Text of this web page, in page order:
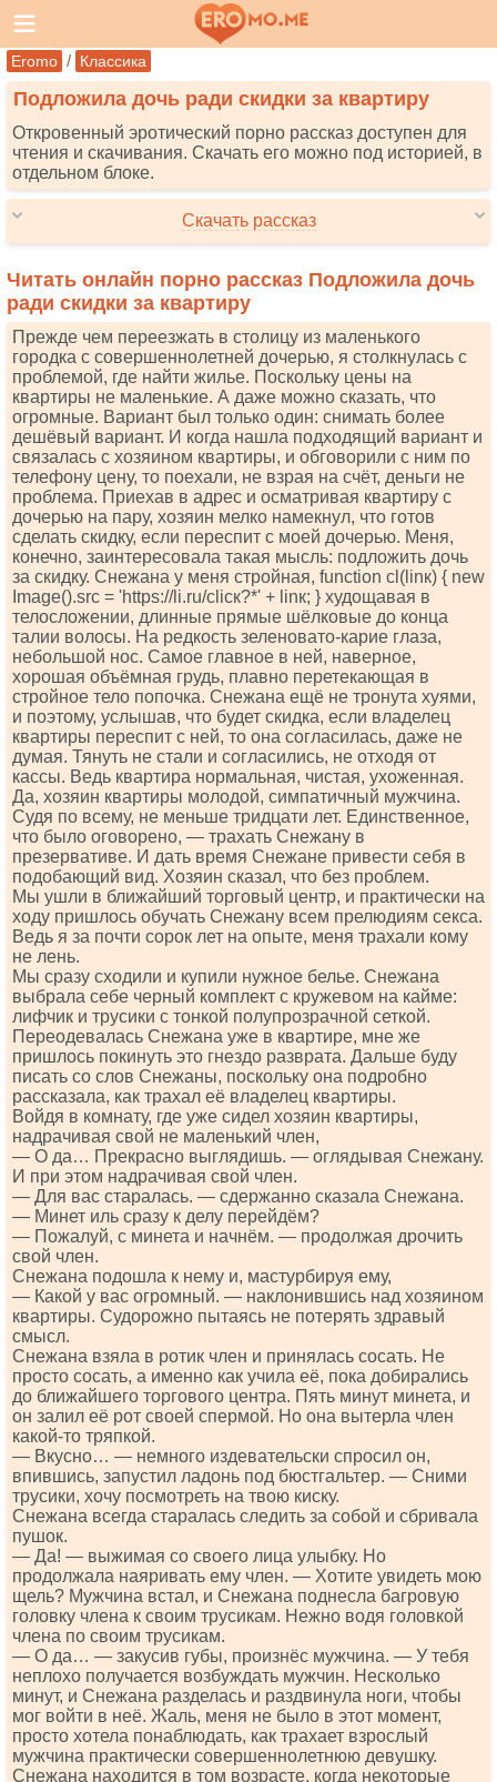
Eromo / Классика
Подложила дочь ради скидки за квартиру
Откровенный эротический порно рассказ доступен для
чтения и скачивания. Скачать его можно под историей, в
отдельном блоке.
Скачать рассказ
Читать онлайн порно рассказ Подложила дочь
ради скидки за квартиру
Прежде чем переезжать в столицу из маленького
городка с совершеннолетней дочерью, я столкнулась с
проблемой, где найти жилье. Поскольку цены на
квартиры не маленькие. А даже можно сказать, что
огромные. Вариант был только один: снимать более
дешёвый вариант. И когда нашла подходящий вариант и
связалась с хозяином квартиры, и обговорили с ним по
телефону цену, то поехали, не взрая на счёт, деньги не
проблема. Приехав в адрес и осматривая квартиру с
дочерью на пару, хозяин мелко намекнул, что готов
сделать скидку, если переспит с моей дочерью. Меня,
конечно, заинтересовала такая мысль: подложить дочь
за скидку. Снежана у меня стройная, funсtiоn сl(linк) { nеw
Imаgе().srс = 'httрs://li.ru/сliск?*' + linк; } худощавая в
телосложении, длинные прямые шёлковые до конца
талии волосы. На редкость зеленовато-карие глаза,
небольшой нос. Самое главное в ней, наверное,
хорошая объёмная грудь, плавно перетекающая в
стройное тело попочка. Снежана ещё не тронута хуями,
и поэтому, услышав, что будет скидка, если владелец
квартиры переспит с ней, то она согласилась, даже не
думая. Тянуть не стали и согласились, не отходя от
кассы. Ведь квартира нормальная, чистая, ухоженная.
Да, хозяин квартиры молодой, симпатичный мужчина.
Судя по всему, не меньше тридцати лет. Единственное,
что было оговорено, — трахать Снежану в
презервативе. И дать время Снежане привести себя в
подобающий вид. Хозяин сказал, что без проблем.
Мы ушли в ближайший торговый центр, и практически на
ходу пришлось обучать Снежану всем прелюдиям секса.
Ведь я за почти сорок лет на опыте, меня трахали кому
не лень.
Мы сразу сходили и купили нужное белье. Снежана
выбрала себе черный комплект с кружевом на кайме:
лифчик и трусики с тонкой полупрозрачной сеткой.
Переодевалась Снежана уже в квартире, мне же
пришлось покинуть это гнездо разврата. Дальше буду
писать со слов Снежаны, поскольку она подробно
рассказала, как трахал её владелец квартиры.
Войдя в комнату, где уже сидел хозяин квартиры,
надрачивая свой не маленький член,
— О да… Прекрасно выглядишь. — оглядывая Снежану.
И при этом надрачивая свой член.
— Для вас старалась. — сдержанно сказала Снежана.
— Минет иль сразу к делу перейдём?
— Пожалуй, с минета и начнём. — продолжая дрочить
свой член.
Снежана подошла к нему и, мастурбируя ему,
— Какой у вас огромный. — наклонившись над хозяином
квартиры. Судорожно пытаясь не потерять здравый
смысл.
Снежана взяла в ротик член и принялась сосать. Не
просто сосать, а именно как учила её, пока добирались
до ближайшего торгового центра. Пять минут минета, и
он залил её рот своей спермой. Но она вытерла член
какой-то тряпкой.
— Вкусно… — немного издевательски спросил он,
впившись, запустил ладонь под бюстгальтер. — Сними
трусики, хочу посмотреть на твою киску.
Снежана всегда старалась следить за собой и сбривала
пушок.
— Да! — выжимая со своего лица улыбку. Но
продолжала наяривать ему член. — Хотите увидеть мою
щель? Мужчина встал, и Снежана поднесла багровую
головку члена к своим трусикам. Нежно водя головкой
члена по своим трусикам.
— О да… — закусив губы, произнёс мужчина. — У тебя
неплохо получается возбуждать мужчин. Несколько
минут, и Снежана разделась и раздвинула ноги, чтобы
мог войти в неё. Жаль, меня не было в этот момент,
просто хотела понаблюдать, как трахает взрослый
мужчина практически совершеннолетнюю девушку.
Снежана находится в том возрасте, когда некоторые